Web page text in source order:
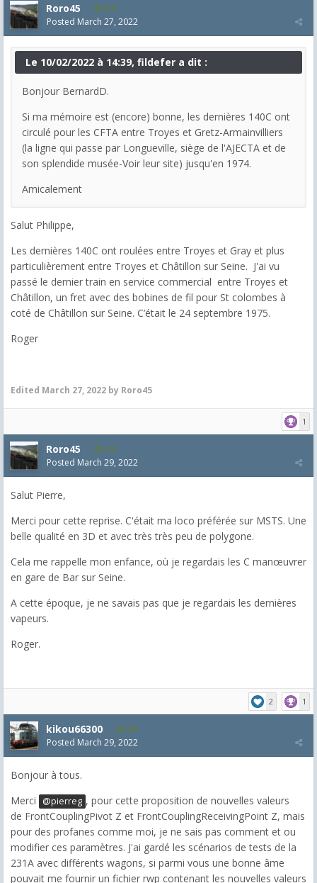
Roro45 818
Posted March 27, 2022
Le 10/02/2022 à 14:39, fildefer a dit :
Bonjour BernardD.
Si ma mémoire est (encore) bonne, les dernières 140C ont
circulé pour les CFTA entre Troyes et Gretz-Armainvilliers
(la ligne qui passe par Longueville, siège de l'AJECTA et de
son splendide musée-Voir leur site) jusqu'en 1974.
Amicalement
Salut Philippe,
Les dernières 140C ont roulées entre Troyes et Gray et plus
particulièrement entre Troyes et Châtillon sur Seine. J'ai vu
passé le dernier train en service commercial entre Troyes et
Châtillon, un fret avec des bobines de fil pour St colombes à
coté de Châtillon sur Seine. C’était le 24 septembre 1975.
Roger
Edited March 27, 2022 by Roro45
1
Roro45 818
Posted March 29, 2022
Salut Pierre,
Merci pour cette reprise. C'était ma loco préférée sur MSTS. Une
belle qualité en 3D et avec très très peu de polygone.
Cela me rappelle mon enfance, où je regardais les C manœuvrer
en gare de Bar sur Seine.
A cette époque, je ne savais pas que je regardais les dernières
vapeurs.
Roger.
2 1
kikou66300 538
Posted March 29, 2022
Bonjour à tous.
Merci
@pierreg , pour cette proposition de nouvelles valeurs
de FrontCouplingPivot Z et FrontCouplingReceivingPoint Z, mais
pour des profanes comme moi, je ne sais pas comment et ou
modifier ces paramètres. J'ai gardé les scénarios de tests de la
231A avec différents wagons, si parmi vous une bonne âme
pouvait me fournir un fichier rwp contenant les nouvelles valeurs